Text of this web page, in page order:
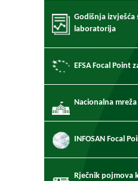
Godišnja izvješća
laboratorija
EFSA Focal Point
Nacionalna
INFOSAN Focal
Rječnik pojmova